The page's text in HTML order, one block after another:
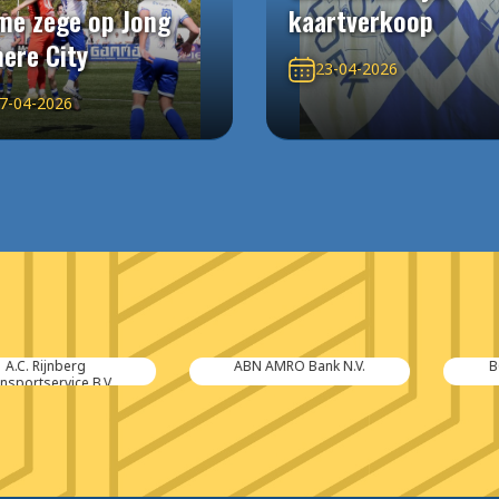
zege op Jong
City
04-2026
kaartverkoop
23-04-2026
B.V.
ABN AMRO Bank N.V. BGB